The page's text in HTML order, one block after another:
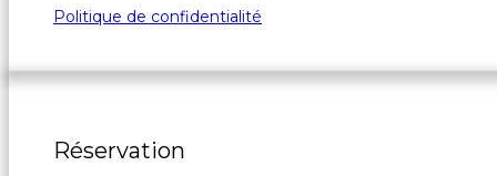
Politique de confidentialité
Réservation